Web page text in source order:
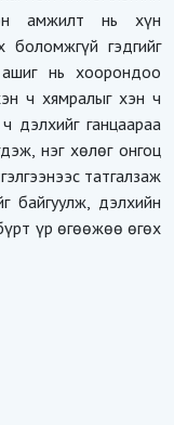
амжилт нь хүн
боломжгүй гэдгийг
нь хоорондоо
ч хямралыг хэн ч
дэлхийг ганцаараа
нэг хөлөг онгоц
татгалзаж
байгуулж, дэлхийн
үр өгөөжөө өгөх